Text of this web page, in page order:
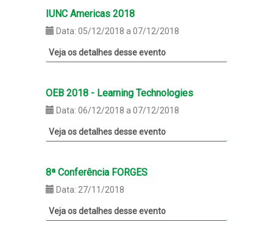
IUNC Americas 2018
Data: 05/12/2018 a 07/12/2018
Veja os detalhes desse evento
OEB 2018 - Learning Technologies
Data: 06/12/2018 a 07/12/2018
Veja os detalhes desse evento
8ª Conferência FORGES
Data: 27/11/2018
Veja os detalhes desse evento